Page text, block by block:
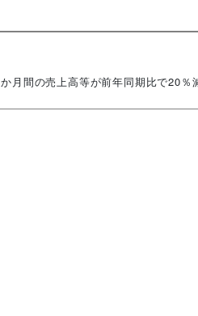
月間の売上高等が前年同期比で20％